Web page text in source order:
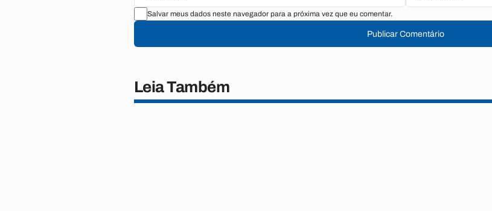
Salvar meus dados neste navegador para a próxima vez que eu comentar.
Publicar Comentário
Leia Também